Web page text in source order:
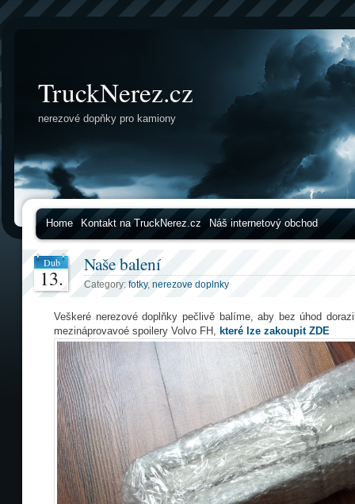
TruckNerez.cz
nerezové dopňky pro kamiony
Home Kontakt na TruckNerez.cz Náš internetový obchod
Dub
13.
Naše balení
Category: fotky, nerezove doplnky
Veškeré nerezové doplňky pečlivě balíme, aby bez úhod
mezináprovavoé spoilery Volvo FH, které lze zakoupit ZDE